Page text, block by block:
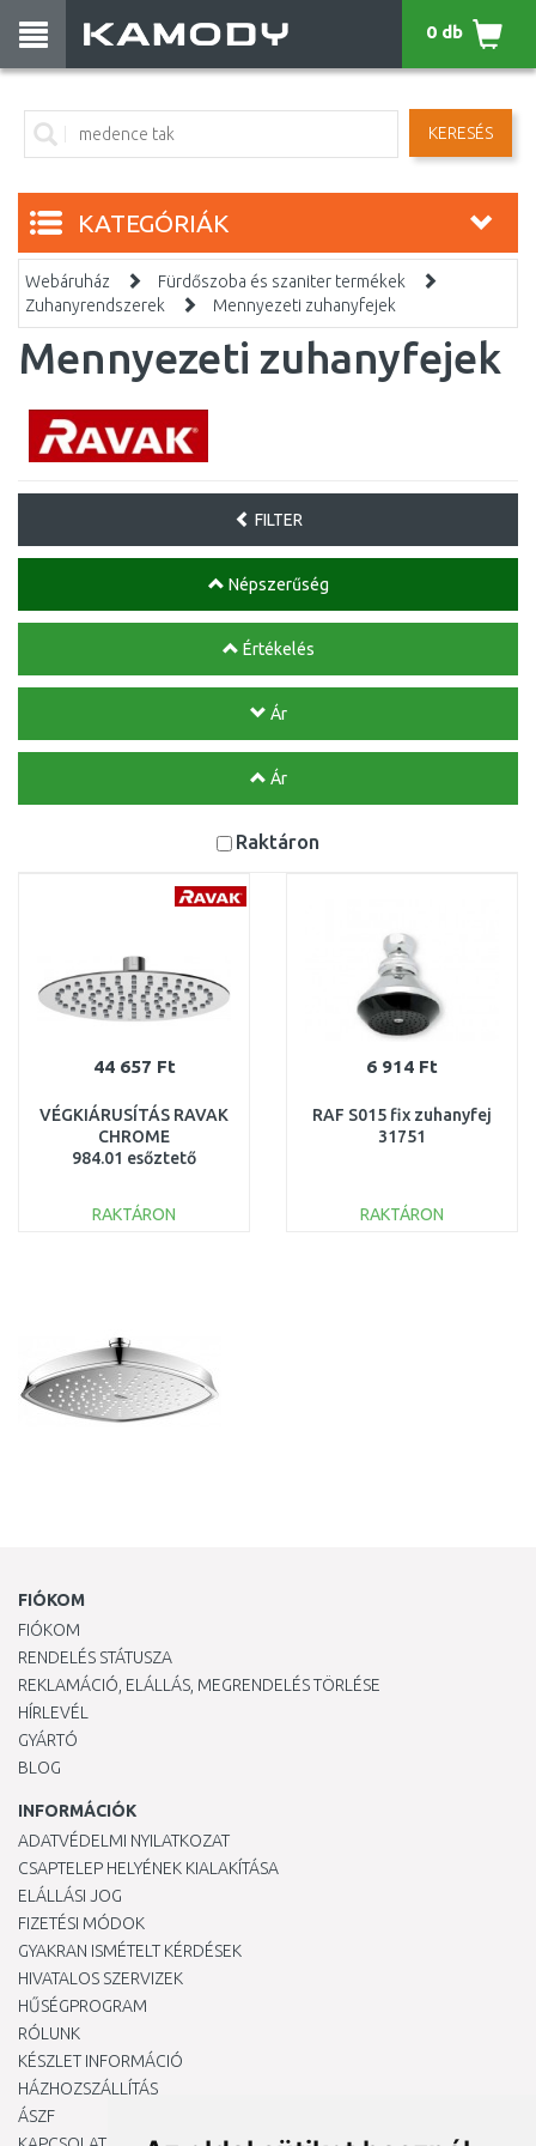
KERESÉS
0 db
KATEGÓRIÁK
Webáruház
Fürdőszoba és szaniter termékek
Zuhanyrendszerek
Mennyezeti zuhanyfejek
Mennyezeti zuhanyfejek
FILTER
Népszerűség
Értékelés
Ár
Ár
Raktáron
44 657 Ft
VÉGKIÁRUSÍTÁS RAVAK
CHROME
984.01 esőztető
alakú, 200 mm X07P335
RAKTÁRON
6 914 Ft
RAF S015 fix zuhanyfej
31751
RAKTÁRON
FIÓKOM
FIÓKOM
RENDELÉS STÁTUSZA
REKLAMÁCIÓ, ELÁLLÁS, MEGRENDELÉS TÖRLÉSE
HÍRLEVÉL
GYÁRTÓ
BLOG
INFORMÁCIÓK
ADATVÉDELMI NYILATKOZAT
CSAPTELEP HELYÉNEK KIALAKÍTÁSA
ELÁLLÁSI JOG
FIZETÉSI MÓDOK
GYAKRAN ISMÉTELT KÉRDÉSEK
HIVATALOS SZERVIZEK
HŰSÉGPROGRAM
RÓLUNK
KÉSZLET INFORMÁCIÓ
HÁZHOZSZÁLLÍTÁS
ÁSZF